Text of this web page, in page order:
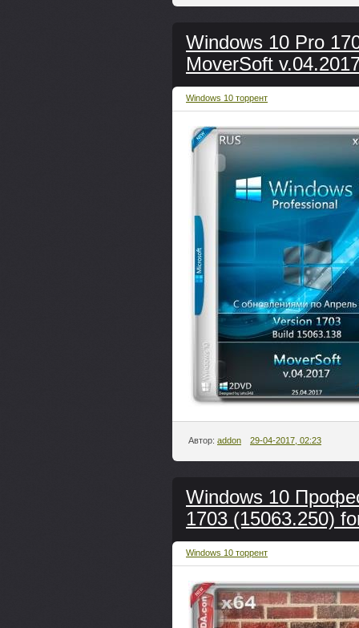
Windows 10 Pro
MoverSoft
Windows 10 торрент
Автор: addon 29-04-2017, 02:23
Windows 10
1703 (15063.250)
Windows 10 торрент